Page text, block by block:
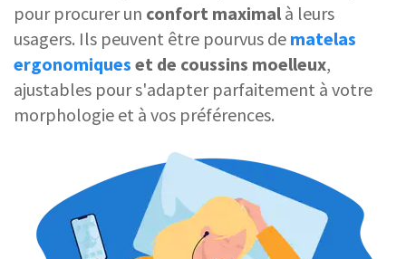
pour procurer un confort maximal à leurs
usagers. Ils peuvent être pourvus de matelas
ergonomiques et de coussins moelleux,
ajustables pour s'adapter parfaitement à votre
morphologie et à vos préférences.